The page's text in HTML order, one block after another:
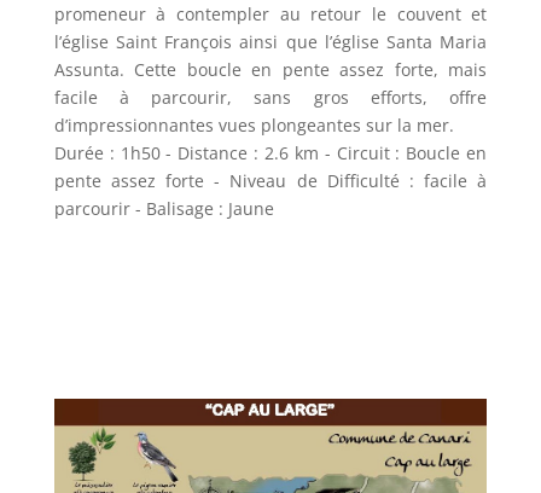
promeneur à contempler au retour le couvent et
l’église Saint François ainsi que l’église Santa Maria
Assunta. Cette boucle en pente assez forte, mais
facile à parcourir, sans gros efforts, offre
d’impressionnantes vues plongeantes sur la mer.
Durée : 1h50 - Distance : 2.6 km - Circuit : Boucle en
pente assez forte - Niveau de Difficulté : facile à
parcourir - Balisage : Jaune